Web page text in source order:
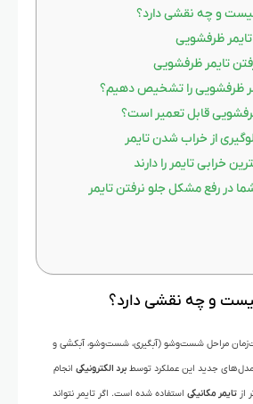
و چه نقشی دارد؟
ظرفشویی
تایمر ظرفشویی
ظرفشویی را تشخیص دهیم؟
قابل تعمیر است؟
از خراب شدن تایمر
خرابی تایمر را دارند
در رفع مشکل جلو نرفتن تایمر
و چه نقشی دارد؟
مراحل شست‌وشو (آبگیری، شست‌وشو، آبکشی و
جدید این عملکرد توسط برد الکترونیکی انجام
از تایمر مکانیکی استفاده شده است. اگر تایمر نتواند